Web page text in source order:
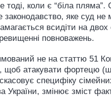
коли є “біла пляма”.
законодавство, яке суд не
всидіти на двох
повноважень.
не на статтю 51
щоб атакувати фортецю
специфіку
України, змінює зміст